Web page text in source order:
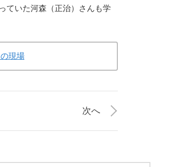
ていた河森（正治）さんも学
現場
次へ